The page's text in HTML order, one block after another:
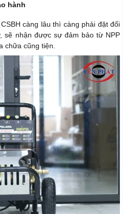
hành
càng lâu thì càng phải đặt đối
sẽ nhận được sự đảm bảo từ NPP
chữa cũng tiện.